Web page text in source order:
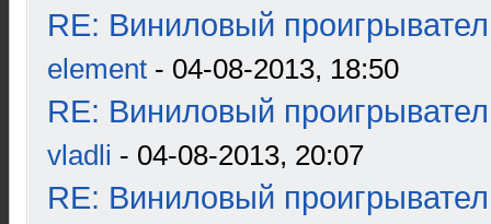
RE: Виниловый
element - 04-08-2013, 18:50
RE: Виниловый
vladli - 04-08-2013, 20:07
RE: Виниловый